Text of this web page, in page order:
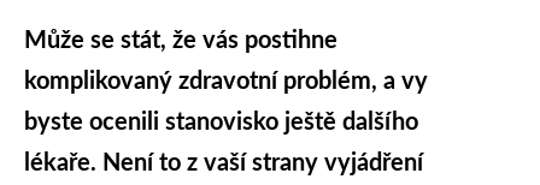
Může se stát, že vás postihne
komplikovaný zdravotní problém, a vy
byste ocenili stanovisko ještě dalšího
lékaře. Není to z vaší strany vyjádření